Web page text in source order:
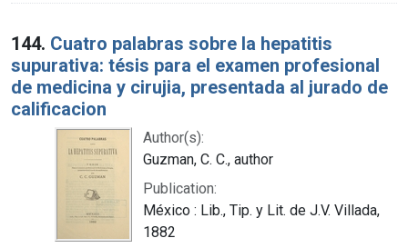
144. Cuatro palabras sobre la hepatitis
supurativa: tésis para el examen profesional
de medicina y cirujia, presentada al jurado de
calificacion
Author(s):
Guzman, C. C., author
Publication:
México : Lib., Tip. y Lit. de J.V. Villada,
1882